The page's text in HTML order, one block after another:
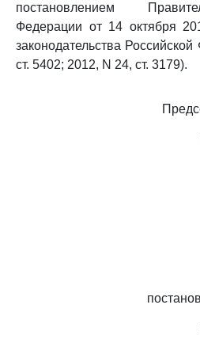
постановлением
Федерации от 14 октября
законодательства
ст. 5402; 2012, N 24, ст. 3179).